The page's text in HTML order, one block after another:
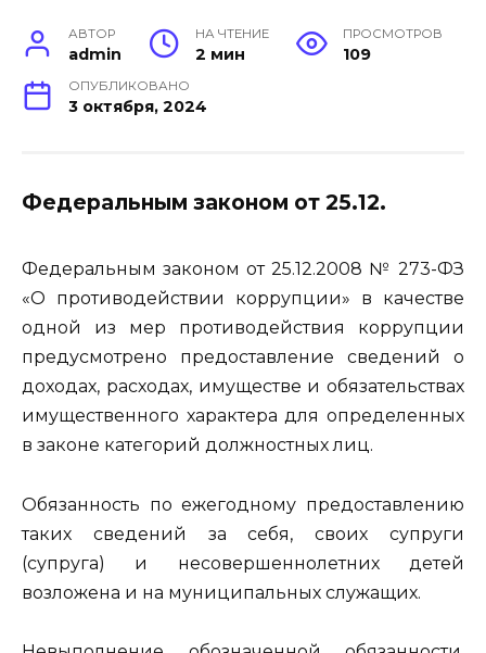
АВТОР
admin
НА ЧТЕНИЕ
2 мин
ПРОСМОТРОВ
109
ОПУБЛИКОВАНО
3 октября, 2024
Федеральным законом от 25.12.
Федеральным законом от 25.12.2008 № 273-ФЗ
«О противодействии коррупции» в качестве
одной из мер противодействия коррупции
предусмотрено предоставление сведений о
доходах, расходах, имуществе и обязательствах
имущественного характера для определенных
в законе категорий должностных лиц.
Обязанность по ежегодному предоставлению
таких сведений за себя, своих супруги
(супруга) и несовершеннолетних детей
возложена и на муниципальных служащих.